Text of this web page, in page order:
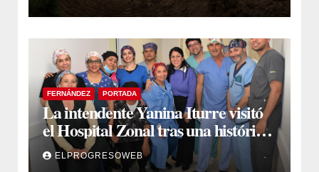
FERNÁNDEZ PORTADA
La intendente Yanina Iturre visitó
el Hospital Zonal tras una histórica
jornada de intervenciones
laparoscópicas
ELPROGRESOWEB